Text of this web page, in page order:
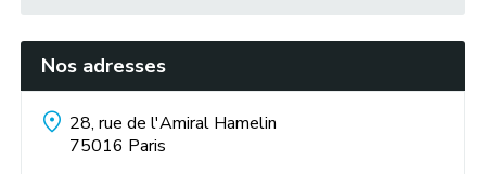
Scottish Whisky Héritage Centre :
Nos adresses
28, rue de l'Amiral Hamelin
75016 Paris